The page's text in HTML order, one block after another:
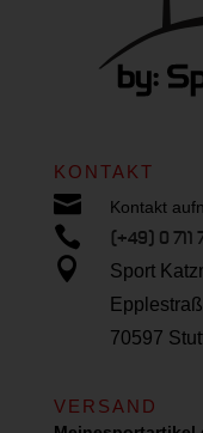
KONTAKT
 Kontakt
 (+49) 0 711

Sport
70597
VERSAND